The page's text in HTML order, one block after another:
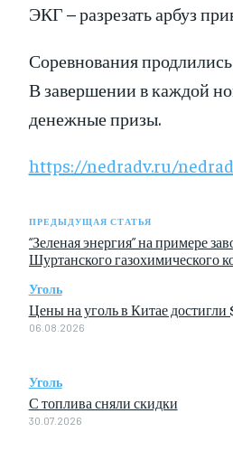
ЭКГ – разрезать арбуз
Соревнования
В завершении в каждой
денежные призы.
https://nedradv.ru/
ПРЕДЫДУЩАЯ СТАТЬЯ
“Зеленая энергия” на примере
Шуртанского газохимического
Уголь
Цены на уголь в Китае достигли
06.08.2026
Уголь
С топлива сняли скидки
30.07.2026